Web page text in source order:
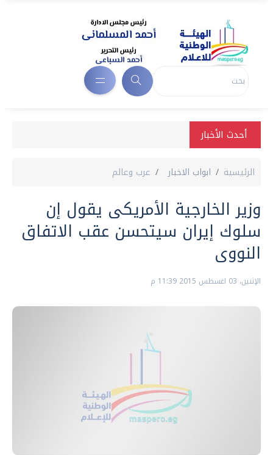
أحدث الأخبار
الرئيسية ابواب الاخبار عرب وعالم
وزير الخارجية الأمريكى يقول إن
سلوك إيران سيتحسن عقب الاتفاق
النووى
الإثنين، 03 اغسطس 2015 11:39 م